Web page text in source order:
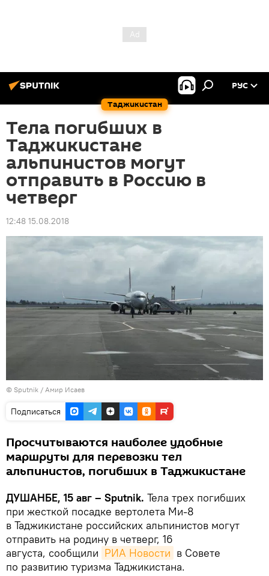
Таджикистан
РУС
Тела погибших в
Таджикистане
альпинистов могут
отправить в Россию в
четверг
12:48 15.08.2018
© Sputnik / Амир Исаев
Подписаться
Просчитываются наиболее удобные
маршруты для перевозки тел
альпинистов, погибших в Таджикистане
ДУШАНБЕ, 15 авг – Sputnik. Тела трех погибших
при жесткой посадке вертолета Ми-8
в Таджикистане российских альпинистов могут
отправить на родину в четверг, 16
августа, сообщили РИА Новости в Совете
по развитию туризма Таджикистана.